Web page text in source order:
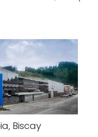
Biscay